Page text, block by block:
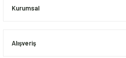
Kurumsal
Alışveriş